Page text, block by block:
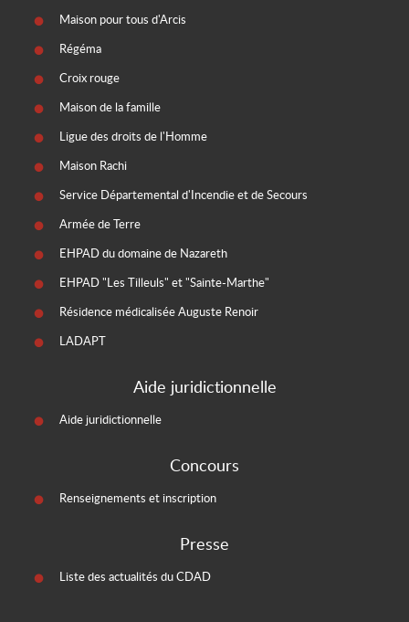
Maison pour tous d'Arcis
Régéma
Croix rouge
Maison de la famille
Ligue des droits de l'Homme
Maison Rachi
Service Départemental d'Incendie et de Secours
Armée de Terre
EHPAD du domaine de Nazareth
EHPAD "Les Tilleuls" et "Sainte-Marthe"
Résidence médicalisée Auguste Renoir
LADAPT
Aide juridictionnelle
Aide juridictionnelle
Concours
Renseignements et inscription
Presse
Liste des actualités du CDAD